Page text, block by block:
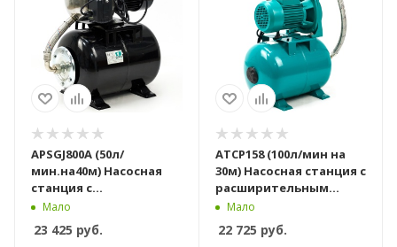
APSGJ800А (50л/
мин.на40м) Насосная
станция c
расширительным
баком с защитой от
сухого хода
Мало
23 425 руб.
ATCP158 (100л/мин на
30м) Насосная станция c
расширительным
баком
Мало
22 725 руб.